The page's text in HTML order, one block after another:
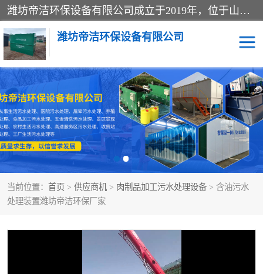
潍坊帝洁环保设备有限公司成立于2019年，位于山东省潍坊市潍城经济开发区；公司专注于环境保护专用设备及配件的研发、生产、安装与销售，同时涉及医用消毒设备、机电设备和仪器仪表的销售。此外，公司提供环保工程施工、环保技术研发与转让、技术服务以及环境工程专项设计服务，致力于为客户提供全面的环保解决方案，助力绿色可持续发展。
潍坊帝洁环保设备有限公司
当前位置： 首页 > 供应商机 > 肉制品加工污水处理设备 > 含油污水
处理装置潍坊帝洁环保厂家
一体化提升泵站 屠宰肉食品加工污水处理
设备
一体化生活污水处理设备 学校污水处理设备
医院污水处理设备 喷涂废水油墨废水
玻璃钢一体化污水处理设 水性涂料加工污水处理设
洗涤污水处理设备